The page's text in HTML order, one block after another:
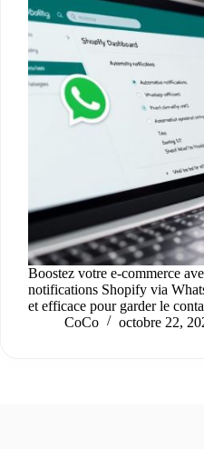
Boostez votre e-commerce
notifications Shopify via
et efficace pour garder le
CoCo
octobre 22,